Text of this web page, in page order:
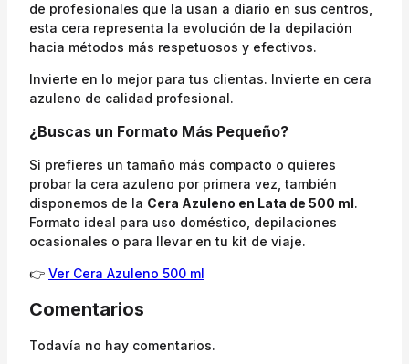
de profesionales que la usan a diario en sus centros,
esta cera representa la evolución de la depilación
hacia métodos más respetuosos y efectivos.
Invierte en lo mejor para tus clientas. Invierte en cera
azuleno de calidad profesional.
¿Buscas un Formato Más Pequeño?
Si prefieres un tamaño más compacto o quieres
probar la cera azuleno por primera vez, también
disponemos de la Cera Azuleno en Lata de 500 ml .
Formato ideal para uso doméstico, depilaciones
ocasionales o para llevar en tu kit de viaje.
👉 Ver Cera Azuleno 500 ml
Comentarios
Todavía no hay comentarios.